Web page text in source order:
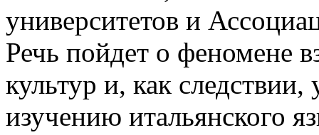
университетов и
Речь пойдет о феномене
культур и, как
изучению итальянского